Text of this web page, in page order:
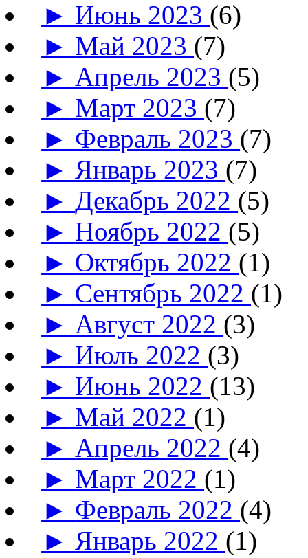
► Июнь 2023 (6)
► Май 2023 (7)
► Апрель 2023 (5)
► Март 2023 (7)
► Февраль 2023 (7)
► Январь 2023 (7)
►Декабрь 2022 (5)
► Ноябрь 2022 (5)
► Октябрь 2022 (1)
► Сентябрь 2022 (1)
► Август 2022 (3)
► Июль 2022 (3)
► Июнь 2022 (13)
► Май 2022 (1)
► Апрель 2022 (4)
► Март 2022 (1)
► Февраль 2022 (4)
► Январь 2022 (1)